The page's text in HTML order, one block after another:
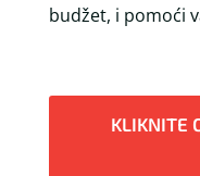
budžet, i pomoći
KLIKNITE